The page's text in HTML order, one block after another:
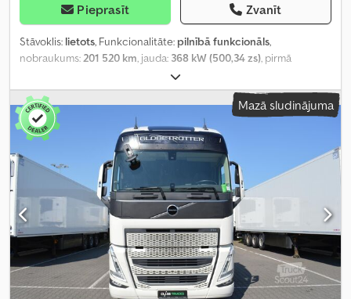
Pieprasīt Zvanīt
Stāvoklis: lietots, Funkcionalitāte: pilnībā funkcionāls,
nobraukums:201 520 km, jauda: 368 kW (500,34 zs), pirmā
, degvielas veids:
konfigurācija:4x2, riteņu bāze:380 mm, krāsa:balts, pārnesuma
veids:automātisks, emisijas klase:Euro 6, Ražošanas gads:2025,
cilindru skaits:
, dzinēja tilpums:12 777 cm³
kreisais
pilna apkope vēsture, stūres pastiprinātājs
Mazā sludinājuma